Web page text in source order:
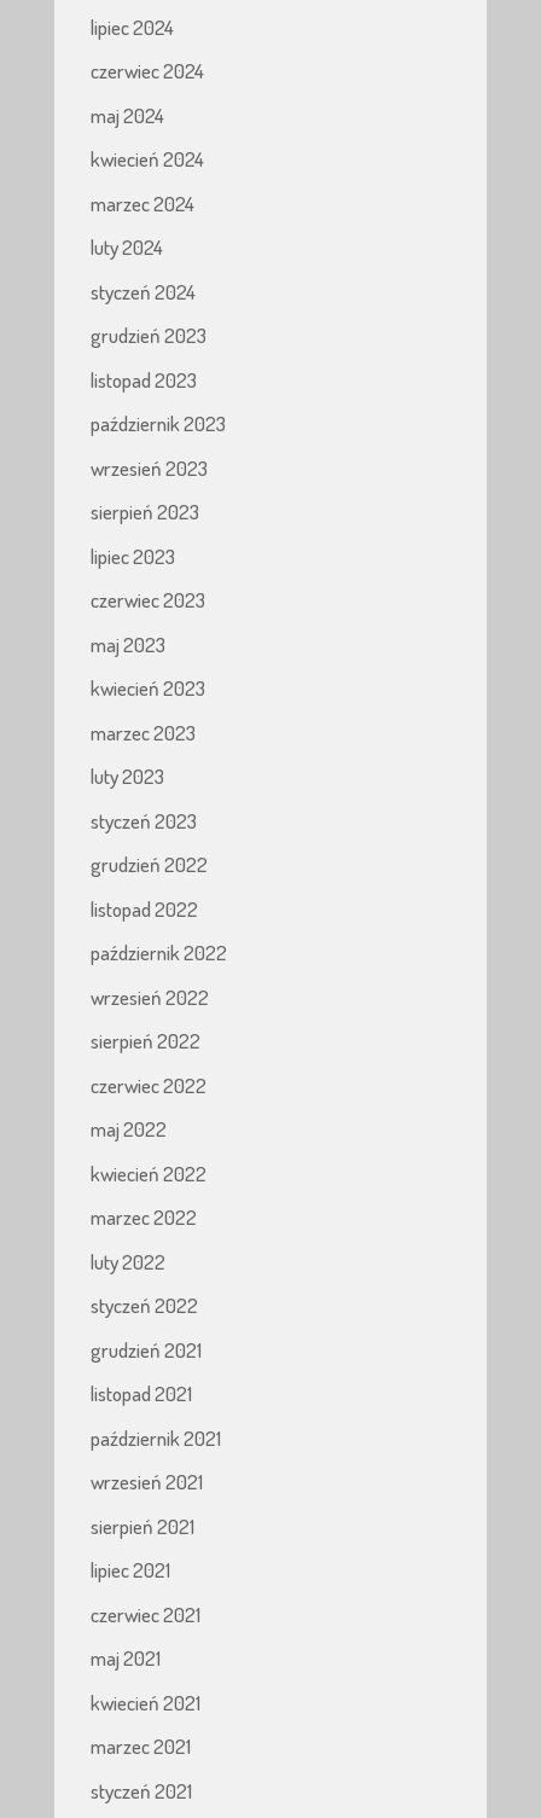
lipiec 2024
czerwiec 2024
maj 2024
kwiecień 2024
marzec 2024
luty 2024
styczeń 2024
grudzień 2023
listopad 2023
październik 2023
wrzesień 2023
sierpień 2023
lipiec 2023
czerwiec 2023
maj 2023
kwiecień 2023
marzec 2023
luty 2023
styczeń 2023
grudzień 2022
listopad 2022
październik 2022
wrzesień 2022
sierpień 2022
czerwiec 2022
maj 2022
kwiecień 2022
marzec 2022
luty 2022
styczeń 2022
grudzień 2021
listopad 2021
październik 2021
wrzesień 2021
sierpień 2021
lipiec 2021
czerwiec 2021
maj 2021
kwiecień 2021
marzec 2021
styczeń 2021